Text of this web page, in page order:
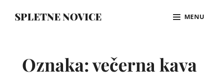
SPLETNE NOVICE MENU
Oznaka:večerna kava